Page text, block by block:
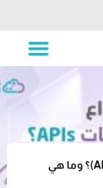
ما هي واجهة برمجة التطبيقات (API)؟ وما هي